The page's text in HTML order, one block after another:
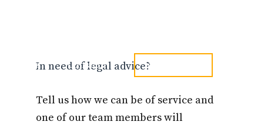
Blog Contacto tel. 973241254
In need of legal advice?
Tell us how we can be of service and
one of our team members will